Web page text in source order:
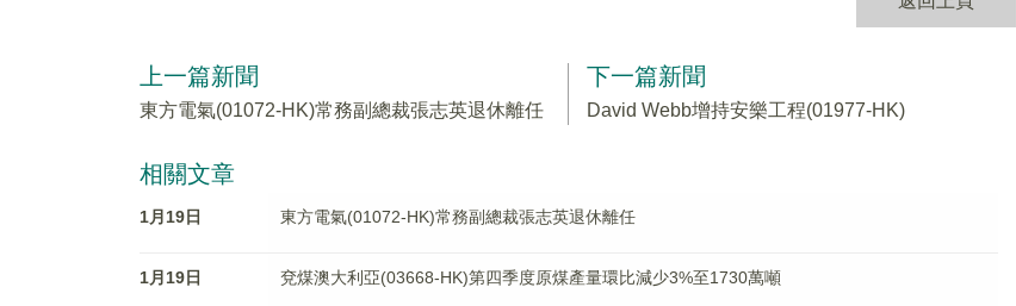
上一篇新聞
東方電氣(01072-HK)常務副總裁張志英退休離任
下一篇新聞
David Webb增持安樂工程(01977-HK)
相關文章
1月19日 東方電氣(01072-HK)常務副總裁張志英退休離任
1月19日 兗煤澳大利亞(03668-HK)第四季度原煤產量環比減少3%至1730萬噸